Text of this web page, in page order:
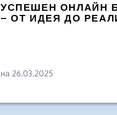
УСПЕШЕН ОНЛАЙН
– ОТ ИДЕЯ ДО
на 26.03.2025